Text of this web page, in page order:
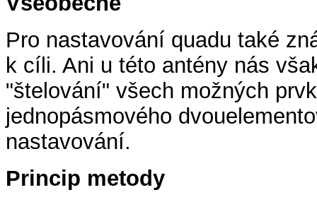
Pro nastavování quadu také
k cíli. Ani u této antény nás
"štelování" všech možných
jednopásmového
nastavování.
Princip metody